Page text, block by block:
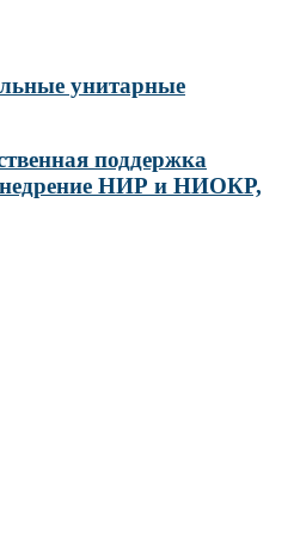
унитарные
поддержка
внедрение НИР и НИОКР,